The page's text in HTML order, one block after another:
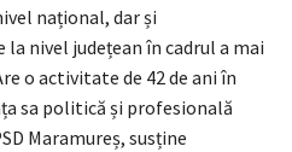
național, dar și
nivel județean în cadrul a mai
o activitate de 42 de ani în
sa politică și profesională
Maramureș, susține